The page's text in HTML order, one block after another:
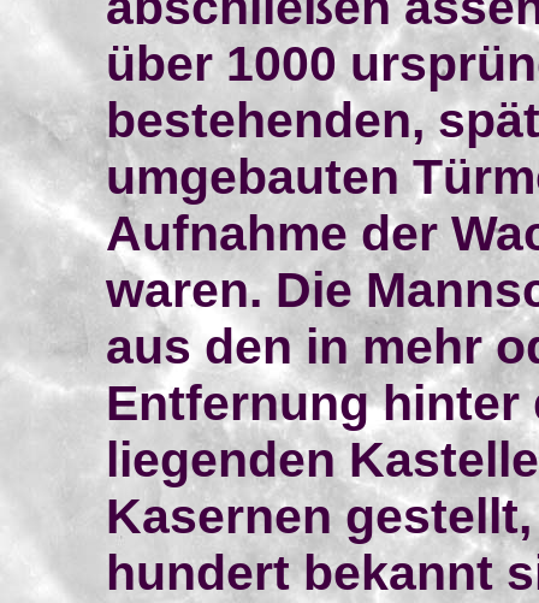
über 1000
bestehenden,
umgebauten
Aufnahme der
waren. Die
aus den in mehr
Entfernung hinter
liegenden
Kasernen
hundert bekannt